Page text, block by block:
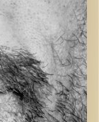
קרדיט תמונות: